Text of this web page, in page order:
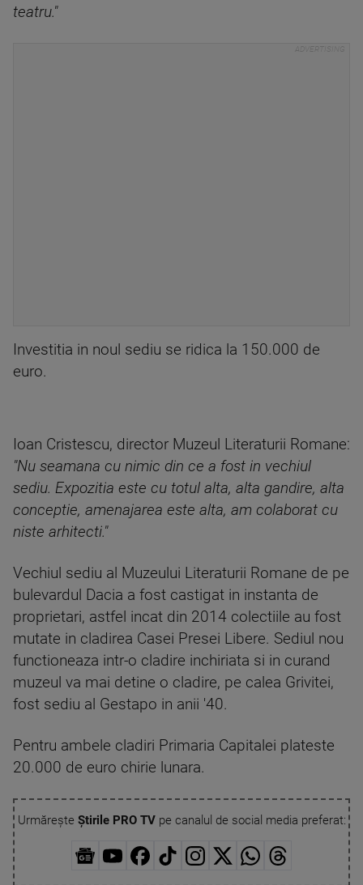
teatru."
Investitia in noul sediu se ridica la 150.000 de
euro.
Ioan Cristescu, director Muzeul Literaturii Romane:
"Nu seamana cu nimic din ce a fost in vechiul
sediu. Expozitia este cu totul alta, alta gandire, alta
conceptie, amenajarea este alta, am colaborat cu
niste arhitecti."
Vechiul sediu al Muzeului Literaturii Romane de pe
bulevardul Dacia a fost castigat in instanta de
proprietari, astfel incat din 2014 colectiile au fost
mutate in cladirea Casei Presei Libere. Sediul nou
functioneaza intr-o cladire inchiriata si in curand
muzeul va mai detine o cladire, pe calea Grivitei,
fost sediu al Gestapo in anii '40.
Pentru ambele cladiri Primaria Capitalei plateste
20.000 de euro chirie lunara.
Urmărește Știrile PRO TVpe canalul de social media preferat: